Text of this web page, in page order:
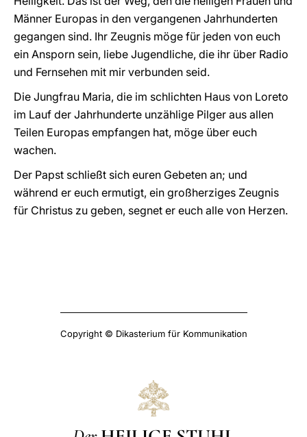
Männer Europas in den vergangenen Jahrhunderten
gegangen sind. Ihr Zeugnis möge für jeden von euch
ein Ansporn sein, liebe Jugendliche, die ihr über Radio
und Fernsehen mit mir verbunden seid.
Die Jungfrau Maria, die im schlichten Haus von Loreto
im Lauf der Jahrhunderte unzählige Pilger aus allen
Teilen Europas empfangen hat, möge über euch
wachen.
Der Papst schließt sich euren Gebeten an; und
während er euch ermutigt, ein großherziges Zeugnis
für Christus zu geben, segnet er euch alle von Herzen.
Copyright © Dikasterium für Kommunikation